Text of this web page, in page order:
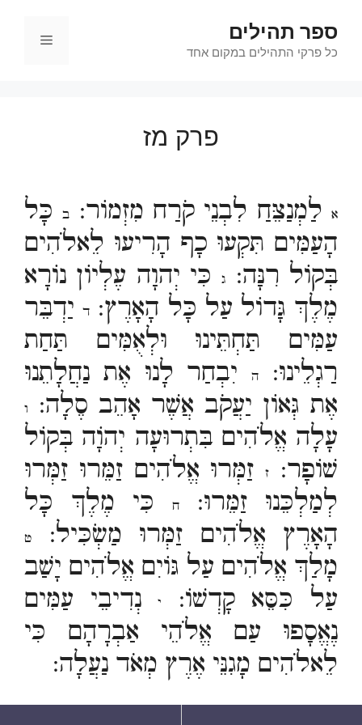
לתוכןספר תהילים
כל פרקי התהילים במקום אחד
תפריט
פרק מז
אלַמְנַצֵּחַ לִבְנֵי קֹרַח מִזְמוֹר: בכָּל
הָעַמִּים תִּקְעוּ כָף הָרִיעוּ לֵאלֹהִים
בְּקוֹל רִנָּה:
גכִּי יְהוָה עֶלְיוֹן נוֹרָא
מֶלֶךְ גָּדוֹל עַל כָּל הָאָרֶץ: דיַדְבֵּר
עַמִּים תַּחְתֵּינוּ וּלְאֻמִּים תַּחַת
רַגְלֵינוּ:
היִבְחַר לָנוּ אֶת נַחֲלָתֵנוּ
אֶת גְּאוֹן יַעֲקֹב אֲשֶׁר אָהֵב סֶלָה:
ו
עָלָה אֱלֹהִים בִּתְרוּעָה יְהוָֹה בְּקוֹל
שׁוֹפָר:
זזַמְּרוּ אֱלֹהִים זַמֵּרוּ זַמְּרוּ
לְמַלְכֵּנוּ זַמֵּרוּ:
ח
כִּי מֶלֶךְ כָּל
הָאָרֶץ אֱלֹהִים זַמְּרוּ מַשְׂכִּיל:
ט
מָלַךְ אֱלֹהִים עַל גּוֹיִם אֱלֹהִים יָשַׁב
עַל כִּסֵּא קָדְשׁוֹ:
ינְדִיבֵי עַמִּים
נֶאֱסָפוּ עַם אֱלֹהֵי אַבְרָהָם כִּי
לֵאלֹהִים מָגִנֵּי אֶרֶץ מְאֹד נַעֲלָה: